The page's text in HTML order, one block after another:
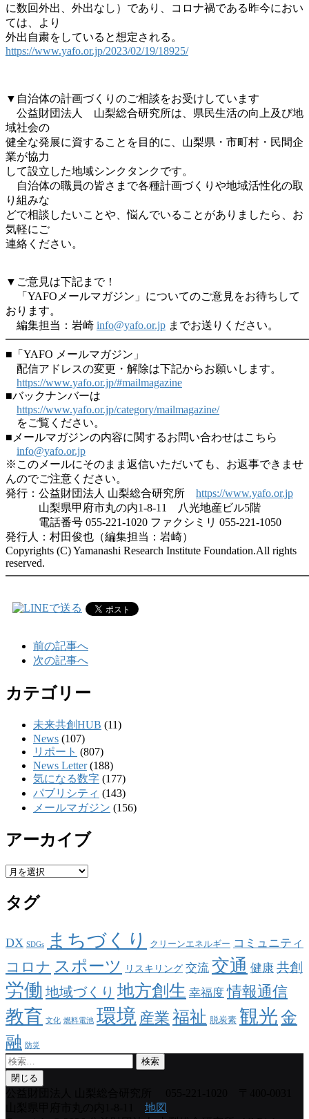
に数回外出、外出なし）であり、コロナ禍である昨今におい
ては、より
外出自粛をしていると想定される。
https://www.yafo.or.jp/2023/02/19/18925/
▼自治体の計画づくりのご相談をお受けしています
公益財団法人 山梨総合研究所は、県民生活の向上及び地
域社会の
健全な発展に資することを目的に、山梨県・市町村・民間企
業が協力
して設立した地域シンクタンクです。
自治体の職員の皆さまで各種計画づくりや地域活性化の取
り組みな
どで相談したいことや、悩んでいることがありましたら、お
気軽にご
連絡ください。
▼ご意見は下記まで！
「YAFOメールマガジン」についてのご意見をお待ちして
おります。
編集担当：岩崎 info@yafo.or.jp までお送りください。
■「YAFO メールマガジン」
配信アドレスの変更・解除は下記からお願いします。
https://www.yafo.or.jp/#mailmagazine
■バックナンバーは
https://www.yafo.or.jp/category/mailmagazine/
をご覧ください。
■メールマガジンの内容に関するお問い合わせはこちら
info@yafo.or.jp
※このメールにそのまま返信いただいても、お返事できませ
んのでご注意ください。
発行：公益財団法人 山梨総合研究所 https://www.yafo.or.jp
山梨県甲府市丸の内1-8-11 八光地産ビル5階
電話番号 055-221-1020 ファクシミリ 055-221-1050
発行人：村田俊也（編集担当：岩崎）
Copyrights (C) Yamanashi Research Institute Foundation.All rights
reserved.
前の記事へ
次の記事へ
カテゴリー
未来共創HUB (11)
News (107)
リポート (807)
News Letter(188)
気になる数字 (177)
パブリシティ (143)
メールマガジン (156)
アーカイブ
ア
カ
イ
タグ
DX SDGs まちづくり クリーンエネルギー コミュニティ
コロナ スポーツ リスキリング 交流 交通 健康 共創
労働 地域づくり 地方創生 幸福度 情報通信
教育 文化 燃料電池 環境 産業 福祉 脱炭素 観光金
融
防災
検
索:閉じる
地図